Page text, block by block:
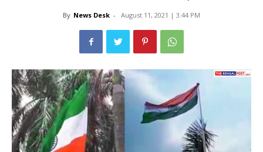
By News Desk - August 11, 2021 | 3:44 PM